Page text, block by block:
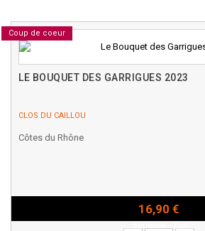
Coup de coeur
LE BOUQUET DES GARRIGUES 2023
CLOS DU CAILLOU
Côtes du Rhône
16,90 €